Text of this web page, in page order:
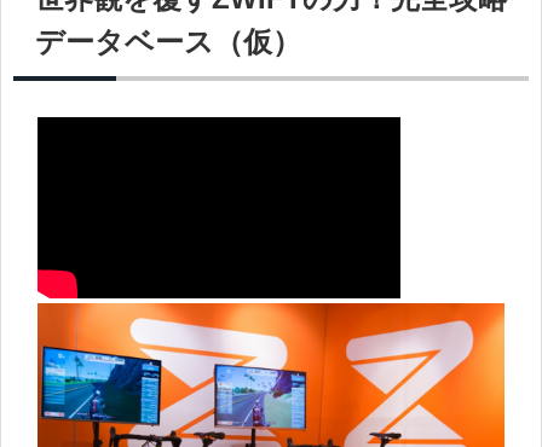
データベース（仮）